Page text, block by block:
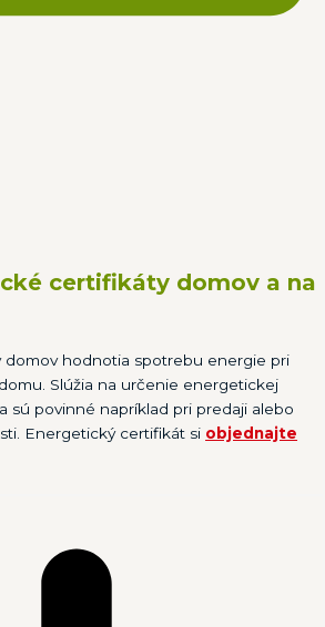
certifikáty domov a na
domov hodnotia spotrebu energie pri
Slúžia na určenie energetickej
sú povinné napríklad pri predaji alebo
Energetický certifikát si objednajte